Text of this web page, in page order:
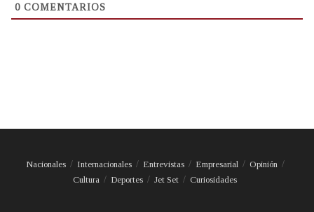
0 COMENTARIOS
Nacionales Internacionales Entrevistas Empresarial
Opinión
Cultura
Deportes Jet Set Curiosidades